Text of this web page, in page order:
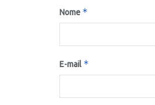
Nome *
E-mail *